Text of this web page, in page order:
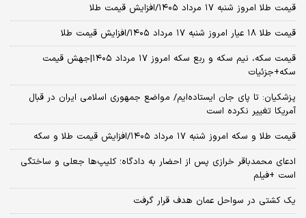
قیمت طلا امروز شنبه ۱۷ مرداد ۱۴۰۵/افزایش قیمت طلا
قیمت طلا ۱۸ عیار امروز شنبه ۱۷ مرداد ۱۴۰۵/افزایش قیمت طلا
قیمت سکه، نیم سکه و ربع سکه امروز ۱۷ مرداد ۱۴۰۵|جهش قیمت
سکه+جزئیات
پزشکیان: تا پای جان ایستاده‌ایم/ مواضع جمهوری اسلامی ایران در قبال
آمریکا تغییر نکرده است
قیمت طلا و سکه امروز شنبه ۱۷ مرداد ۱۴۰۵/افزایش قیمت طلا و سکه
ادعای محمدباقر خرازی پس از احضار به دادگاه؛ کلیپ‌ها جعلی و ساختگی
است +فیلم
یک کشتی در سواحل عمان هدف قرار گرفت